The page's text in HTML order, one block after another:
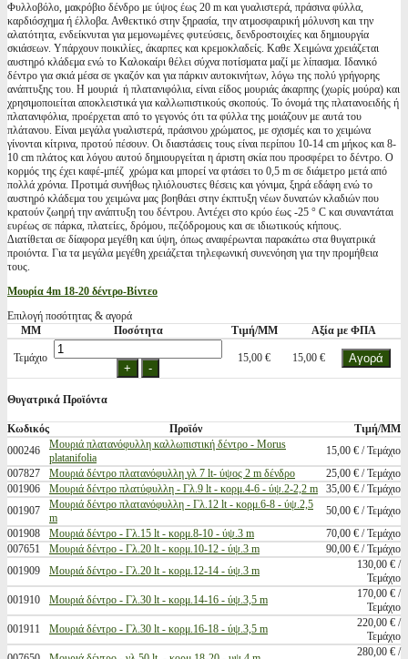
Φυλλοβόλο, μακρόβιο δένδρο με ύψος έως 20 m και γυαλιστερά, πράσινα φύλλα,
καρδιόσχημα ή έλλοβα. Ανθεκτικό στην ξηρασία, την ατμοσφαιρική μόλυνση και την
αλατότητα, ενδείκνυται για μεμονωμένες φυτεύσεις, δενδροστοιχίες και δημιουργία
σκιάσεων. Υπάρχουν ποικιλίες, άκαρπες και κρεμοκλαδείς. Καθε Xειμώνα χρειάζεται
αυστηρό κλάδεμα ενώ το Καλοκαίρι θέλει σύχνα ποτίσματα μαζί με λίπασμα. Ιδανικό
δέντρο για σκιά μέσα σε γκαζόν και για πάρκιν αυτοκινήτων, λόγω της πολύ γρήγορης
ανάπτυξης του. Η μουριά ή πλατανιφόλια, είναι είδος μουριάς άκαρπης (χωρίς μούρα) και
χρησιμοποιείται αποκλειστικά για καλλωπιστικούς σκοπούς. Το όνομά της πλατανοειδής ή
πλατανιφόλια, προέρχεται από το γεγονός ότι τα φύλλα της μοιάζουν με αυτά του
πλάτανου. Είναι μεγάλα γυαλιστερά, πράσινου χρώματος, με σχισμές και το χειμώνα
γίνονται κίτρινα, προτού πέσουν. Οι διαστάσεις τους είναι περίπου 10-14 cm μήκος και 8-
10 cm πλάτος και λόγου αυτού δημιουργείται η άριστη σκία που προσφέρει το δέντρο. Ο
κορμός της έχει καφέ-μπέζ χρώμα και μπορεί να φτάσει το 0,5 m σε διάμετρο μετά από
πολλά χρόνια. Προτιμά συνήθως ηλιόλουστες θέσεις και γόνιμα, ξηρά εδάφη ενώ το
αυστηρό κλάδεμα του χειμώνα μας βοηθάει στην έκπτυξη νέων δυνατών κλαδιών που
κρατούν ζωηρή την ανάπτυξη του δέντρου. Αντέχει στο κρύο έως -25 ° C και συναντάται
ευρέως σε πάρκα, πλατείες, δρόμου, πεζόδρομους και σε ιδιωτικούς κήπους.
Διατίθεται σε δίαφορα μεγέθη και ύψη, όπως αναφέρωνται παρακάτω στα θυγατρικά
προιόντα. Για τα μεγάλα μεγέθη χρειάζεται τηλεφωνική συνενόηση για την προμήθεια
τους.
Μουρία 4m 18-20 δέντρο-Βίντεο
Επιλογή ποσότητας & αγορά
ΜΜ
Ποσότητα Τιμή/ΜΜ Αξία με ΦΠΑ
Τεμάχιο 15,00 € 15,00 €
Θυγατρικά Προϊόντα
Κωδικός Προϊόν
Τιμή/ΜΜ
000246
Μουριά πλατανόφυλλη καλλωπιστική δέντρο - Morus
platanifolia
15,00 € / Τεμάχιο
007827
Μουριά δέντρο πλατανόφυλλη γλ 7 lt- ύψος 2 m δένδρο
25,00 € / Τεμάχιο
001906
Μουριά δέντρο πλατύφυλλη - Γλ.9 lt - κορμ.4-6 - ύψ.2-2,2 m
35,00 € / Τεμάχιο
001907
Μουριά δέντρο πλατανόφυλλη - Γλ.12 lt - κορμ.6-8 - ύψ.2,5
m
50,00 € / Τεμάχιο
001908
Μουριά δέντρο - Γλ.15 lt - κορμ.8-10 - ύψ.3 m
70,00 € / Τεμάχιο
007651
Μουριά δέντρο - Γλ.20 lt - κορμ.10-12 - ύψ.3 m
90,00 € / Τεμάχιο
001909
Μουριά δέντρο - Γλ.20 lt - κορμ.12-14 - ύψ.3 m
130,00 € /
Τεμάχιο
001910
Μουριά δέντρο - Γλ.30 lt - κορμ.14-16 - ύψ.3,5 m
170,00 € /
Τεμάχιο
001911
Μουριά δέντρο - Γλ.30 lt - κορμ.16-18 - ύψ.3,5 m
220,00 € /
Τεμάχιο
280,00 € /